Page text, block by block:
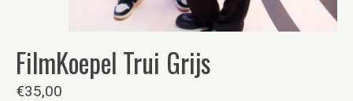
FilmKoepel Trui Grijs
€35,00